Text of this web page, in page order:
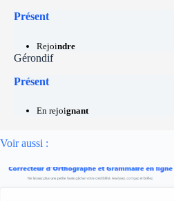
Présent
Rejoindre
Gérondif
Présent
En rejoignant
Voir aussi :